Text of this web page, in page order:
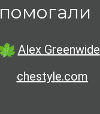
помогали
Alex Greenwide
chestyle.com